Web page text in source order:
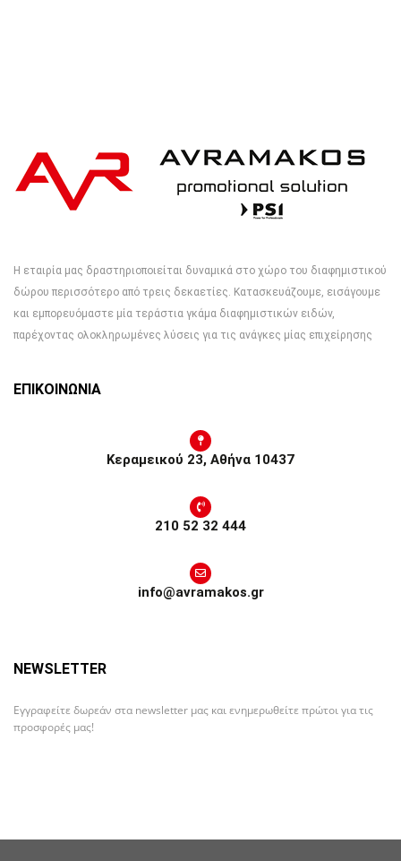
Η εταιρία μας δραστηριοποιείται δυναμικά στο χώρο του διαφημιστικού
δώρου περισσότερο από τρεις δεκαετίες. Κατασκευάζουμε, εισάγουμε
και εμπορευόμαστε μία τεράστια γκάμα διαφημιστικών ειδών,
παρέχοντας ολοκληρωμένες λύσεις για τις ανάγκες μίας επιχείρησης
ΕΠΙΚΟΙΝΩΝΙΑ
Κεραμεικού 23, Αθήνα 10437
210 52 32 444
info@avramakos.gr
NEWSLETTER
Εγγραφείτε δωρεάν στα newsletter μας και ενημερωθείτε πρώτοι για τις
προσφορές μας!